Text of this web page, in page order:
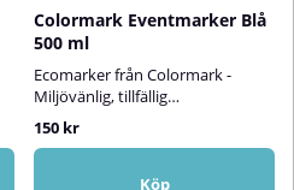
Colormark Eventmarker Blå
500 ml
Ecomarker från Colormark -
Miljövänlig, tillfällig
markeringEcomarker från
Colormark är en miljövänlig blå
markeringsfärg som är idealisk
att använda för markeringar på
150 kr
Köp